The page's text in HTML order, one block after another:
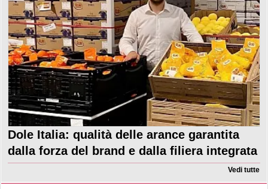
Dole Italia: qualità delle arance garantita
dalla forza del brand e dalla filiera integrata
Vedi tutte